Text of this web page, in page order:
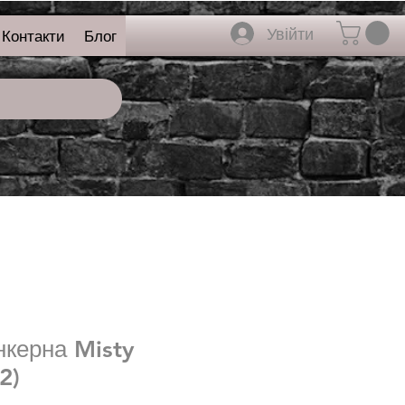
Контакти Блог Увійти
Misty